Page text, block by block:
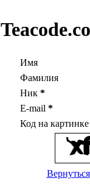
Имя
Фамилия
Ник *
E-mail *
Код на
Вернуться